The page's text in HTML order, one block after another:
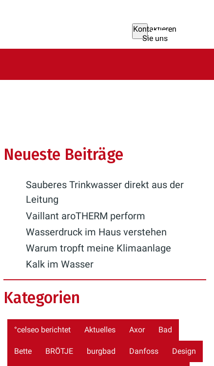
Kontaktieren
Sie uns
Neueste Beiträge
Sauberes Trinkwasser direkt aus der
Leitung
Vaillant aroTHERM perform
Wasserdruck im Haus verstehen
Warum tropft meine Klimaanlage
Kalk im Wasser
Kategorien
°celseo berichtet Aktuelles Axor Bad
Bette BRÖTJE burgbad Danfoss Design